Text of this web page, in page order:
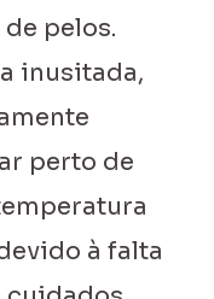
pelos.
inusitada,
perto de
à falta